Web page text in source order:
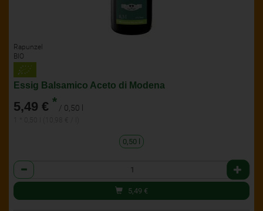
Rapunzel
BIO
Essig Balsamico Aceto di Modena
5,49 € * / 0,50 l
0,50 l
Anzahl
5,49 €